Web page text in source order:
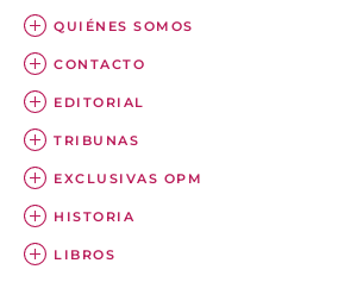
QUIÉNES SOMOS
CONTACTO
EDITORIAL
TRIBUNAS
EXCLUSIVAS OPM
HISTORIA
LIBROS